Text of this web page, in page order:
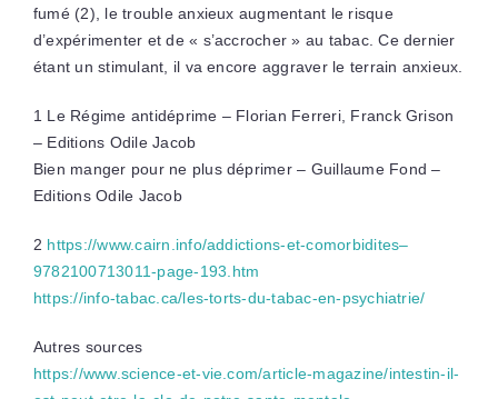
fumé (2), le trouble anxieux augmentant le risque
d’expérimenter et de « s’accrocher » au tabac. Ce dernier
étant un stimulant, il va encore aggraver le terrain anxieux.
1 Le Régime antidéprime – Florian Ferreri, Franck Grison
– Editions Odile Jacob
Bien manger pour ne plus déprimer – Guillaume Fond –
Editions Odile Jacob
2 https://www.cairn.info/addictions-et-comorbidites–
9782100713011-page-193.htm
https://info-tabac.ca/les-torts-du-tabac-en-psychiatrie/
Autres sources
https://www.science-et-vie.com/article-magazine/intestin-il-